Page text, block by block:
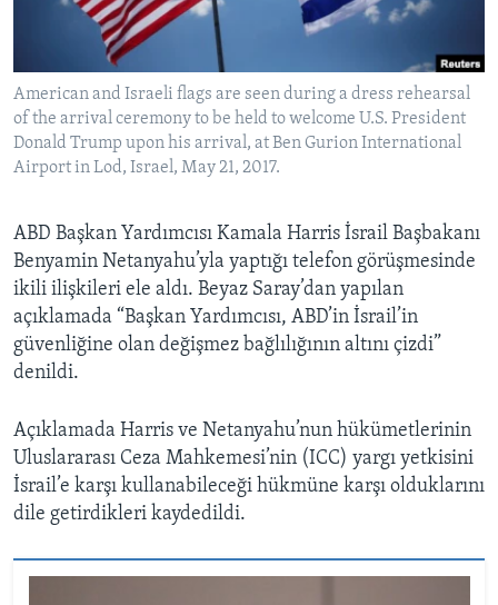
HAYATTAN
BIZI TAKIP EDIN
Diller
American and Israeli flags are seen during a dress rehearsal
of the arrival ceremony to be held to welcome U.S. President
Donald Trump upon his arrival, at Ben Gurion International
Airport in Lod, Israel, May 21, 2017.
ABD Başkan Yardımcısı Kamala Harris İsrail Başbakanı
Benyamin Netanyahu’yla yaptığı telefon görüşmesinde
ikili ilişkileri ele aldı. Beyaz Saray’dan yapılan
açıklamada “Başkan Yardımcısı, ABD’in İsrail’in
güvenliğine olan değişmez bağlılığının altını çizdi”
denildi.
Açıklamada Harris ve Netanyahu’nun hükümetlerinin
Uluslararası Ceza Mahkemesi’nin (ICC) yargı yetkisini
İsrail’e karşı kullanabileceği hükmüne karşı olduklarını
dile getirdikleri kaydedildi.